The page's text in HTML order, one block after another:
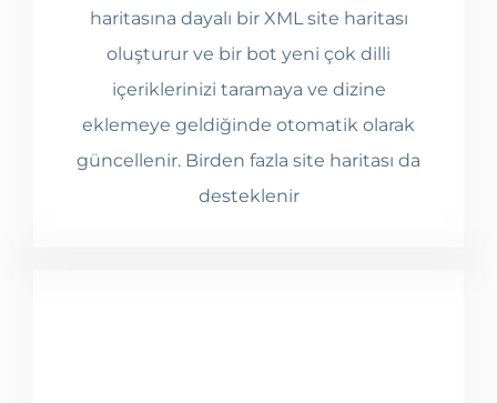
haritasına dayalı bir XML site haritası
oluşturur ve bir bot yeni çok dilli
içeriklerinizi taramaya ve dizine
eklemeye geldiğinde otomatik olarak
güncellenir. Birden fazla site haritası da
desteklenir